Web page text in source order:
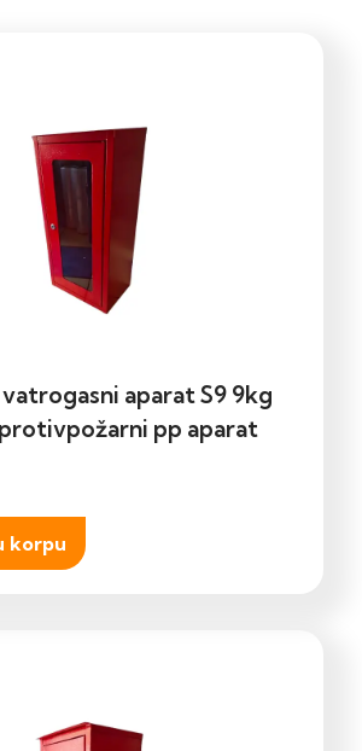
aparat S9 9kg
pp aparat
korpu